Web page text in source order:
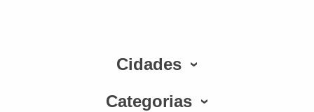
Cidades
Categorias